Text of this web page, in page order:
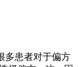
患者对于偏方